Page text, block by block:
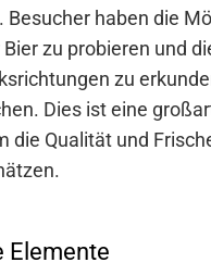
Besucher haben die
zu probieren und
zu
Dies ist eine
die Qualität und
Elemente